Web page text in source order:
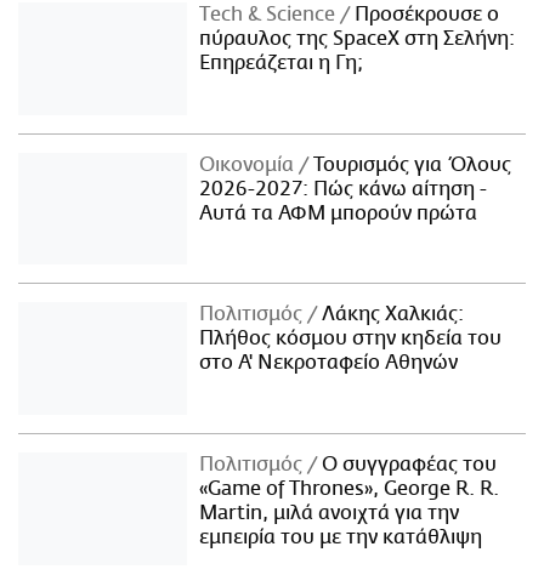
Τech & Science
Προσέκρουσε ο
πύραυλος της SpaceX στη Σελήνη:
Επηρεάζεται η Γη;
Οικονομία
Τουρισμός για Όλους
2026-2027: Πώς κάνω αίτηση -
Αυτά τα ΑΦΜ μπορούν πρώτα
Πολιτισμός
Λάκης Χαλκιάς:
Πλήθος κόσμου στην κηδεία του
στο Α' Νεκροταφείο Αθηνών
Πολιτισμός
Ο συγγραφέας του
«Game of Thrones», George R. R.
Martin, μιλά ανοιχτά για την
εμπειρία του με την κατάθλιψη